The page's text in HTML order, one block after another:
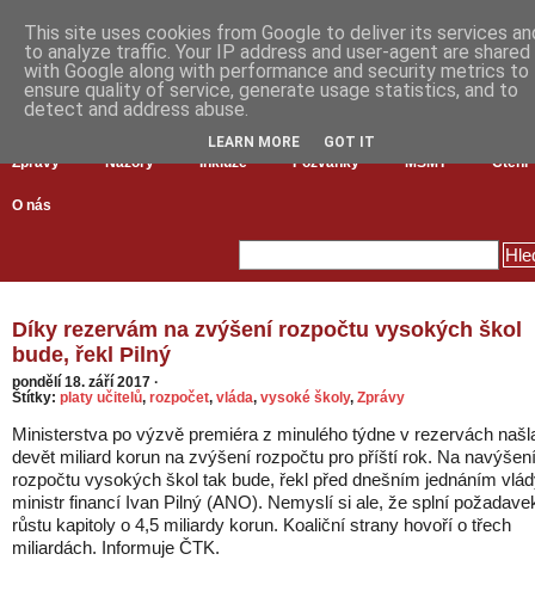
Zprávy Názory Inkluze Pozvánky MŠMT Čtení
O nás
Díky rezervám na zvýšení rozpočtu vysokých škol
bude, řekl Pilný
pondělí 18. září 2017 ·
Štítky: platy učitelů, rozpočet, vláda, vysoké školy, Zprávy
Ministerstva po výzvě premiéra z minulého týdne v rezervách
devět miliard korun na zvýšení rozpočtu pro příští rok. Na navýšení
rozpočtu vysokých škol tak bude, řekl před dnešním jednáním
ministr financí Ivan Pilný (ANO). Nemyslí si ale, že splní
růstu kapitoly o 4,5 miliardy korun. Koaliční strany hovoří o třech
miliardách. Informuje ČTK.
This site uses cookies from Google to deliver its services
to analyze traffic. Your IP address and user-agent are shared
with Google along with performance and security metrics to
ensure quality of service, generate usage statistics, and to
detect and address abuse.
LEARN MORE GOT IT